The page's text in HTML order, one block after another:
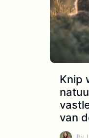
Knip
van